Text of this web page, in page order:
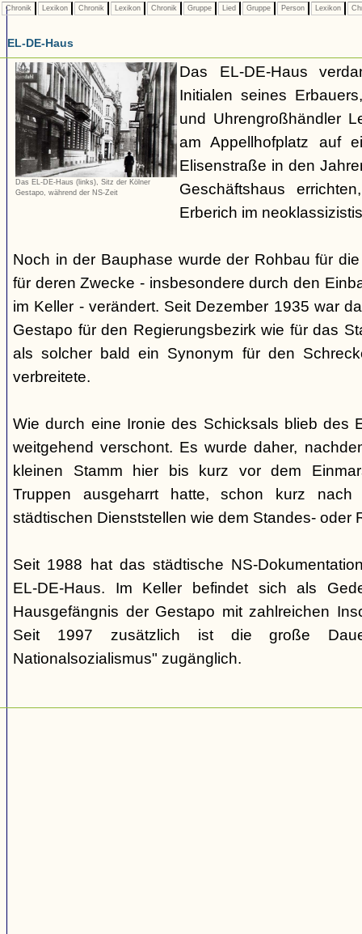
Chronik Lexikon Chronik Lexikon Chronik Gruppe Lied Gruppe Person Lexikon
EL-DE-Haus
Das EL-DE-Haus (links), Sitz der Kölner
Gestapo, während der NS-Zeit
Das EL-DE-Haus
Initialen seines
und Uhrengroßhändler
am Appellhofplatz auf
Elisenstraße in den
Geschäftshaus
Erberich im
Noch in der Bauphase wurde der Rohbau für
für deren Zwecke - insbesondere durch den
im Keller - verändert. Seit Dezember 1935 war
Gestapo für den Regierungsbezirk wie für das
als solcher bald ein Synonym für den
verbreitete.
Wie durch eine Ironie des Schicksals blieb des
weitgehend verschont. Es wurde daher,
kleinen Stamm hier bis kurz vor dem
Truppen ausgeharrt hatte, schon kurz nach
städtischen Dienststellen wie dem Standes- oder
Seit 1988 hat das städtische NS-
EL-DE-Haus. Im Keller befindet sich als
Hausgefängnis der Gestapo mit zahlreichen
Seit 1997 zusätzlich ist die große
Nationalsozialismus" zugänglich.